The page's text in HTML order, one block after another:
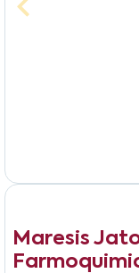
Maresis